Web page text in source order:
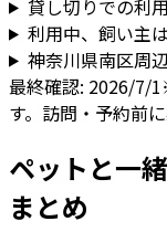
貸し切りでの利
利用中、飼い主
神奈川県南区周
最終確認: 2026/7/1
す。訪問・予約前
ペットと一
まとめ